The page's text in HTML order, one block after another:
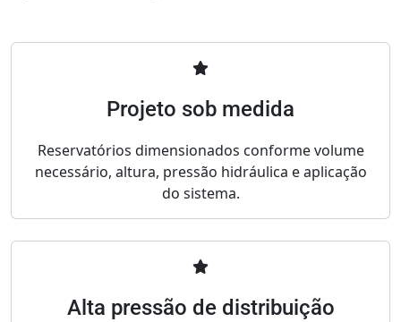
Projeto sob medida
Reservatórios dimensionados conforme volume
necessário, altura, pressão hidráulica e aplicação
do sistema.
Alta pressão de distribuição